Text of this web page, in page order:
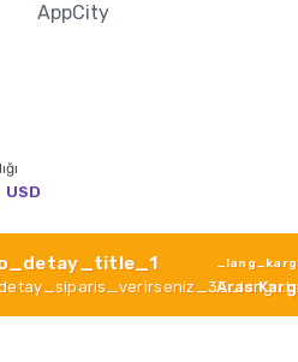
AppCity
USD
Aras